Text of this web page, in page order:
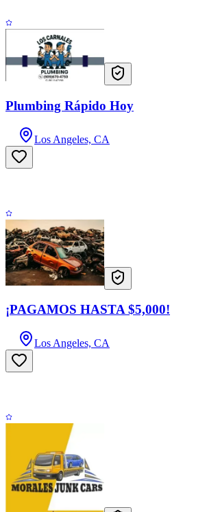
Plumbing Rápido Hoy
Los Angeles, CA
¡PAGAMOS HASTA $5,000!
Los Angeles, CA